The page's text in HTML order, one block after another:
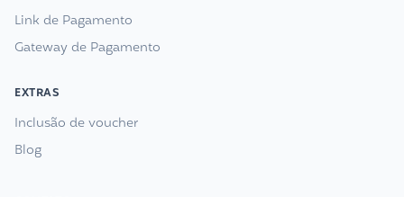
Link de Pagamento
Gateway de Pagamento
EXTRAS
Inclusão de voucher
Blog